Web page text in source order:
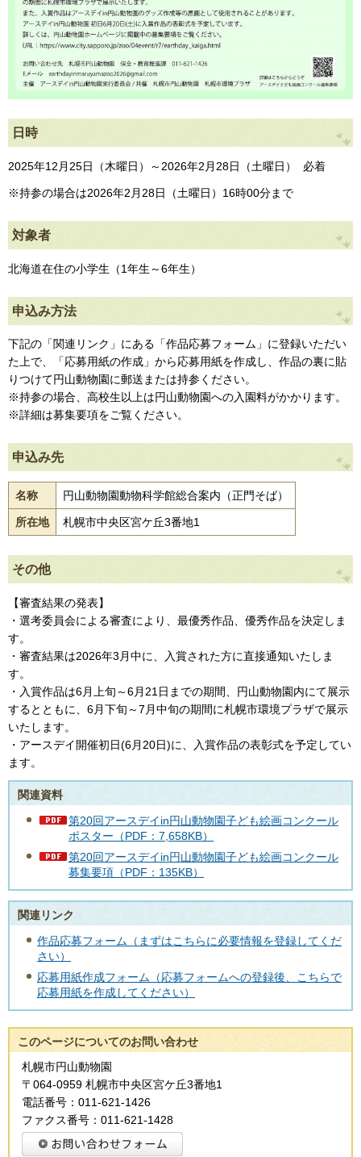
日時
2025年12月25日（木曜日）～2026年2月28日（土曜日） 必着
※持参の場合は2026年2月28日（土曜日）16時00分まで
対象者
北海道在住の小学生（1年生～6年生）
申込み方法
下記の「関連リンク」にある「作品応募フォーム」に登録いただい
た上で、「応募用紙の作成」から応募用紙を作成し、作品の裏に貼
りつけて円山動物園に郵送または持参ください。
※持参の場合、高校生以上は円山動物園への入園料がかかります。
※詳細は募集要項をご覧ください。
申込み先
名称 円山動物園動物科学館総合案内（正門そば）
所在地 札幌市中央区宮ケ丘3番地1
その他
【審査結果の発表】
・選考委員会による審査により、最優秀作品、優秀作品を決定しま
す。
・審査結果は2026年3月中に、入賞された方に直接通知いたしま
す。
・入賞作品は6月上旬～6月21日までの期間、円山動物園内にて展示
するとともに、6月下旬～7月中旬の期間に札幌市環境プラザで展示
いたします。
・アースデイ開催初日(6月20日)に、入賞作品の表彰式を予定してい
ます。
関連資料
第20回アースデイin円山動物園子ども絵画コンクール
ポスター（PDF：7,658KB）
第20回アースデイin円山動物園子ども絵画コンクール
募集要項（PDF：135KB）
関連リンク
作品応募フォーム（まずはこちらに必要情報を登録してくだ
さい）
応募用紙作成フォーム（応募フォームへの登録後、こちらで
応募用紙を作成してください）
このページについてのお問い合わせ
札幌市円山動物園
〒064-0959 札幌市中央区宮ケ丘3番地1
電話番号：011-621-1426
ファクス番号：011-621-1428